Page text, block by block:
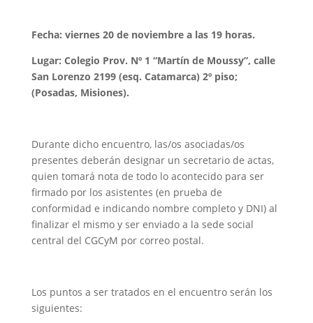
Fecha: viernes 20 de noviembre a las 19 horas.
Lugar: Colegio Prov. Nº 1 “Martín de Moussy”, calle
San Lorenzo 2199 (esq. Catamarca) 2º piso;
(Posadas, Misiones).
Durante dicho encuentro, las/os asociadas/os
presentes deberán designar un secretario de actas,
quien tomará nota de todo lo acontecido para ser
firmado por los asistentes (en prueba de
conformidad e indicando nombre completo y DNI) al
finalizar el mismo y ser enviado a la sede social
central del CGCyM por correo postal.
Los puntos a ser tratados en el encuentro serán los
siguientes: